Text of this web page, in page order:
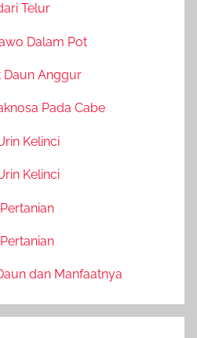
Telur
Dalam Pot
Daun Anggur
Pada Cabe
Kelinci
Kelinci
dan Manfaatnya